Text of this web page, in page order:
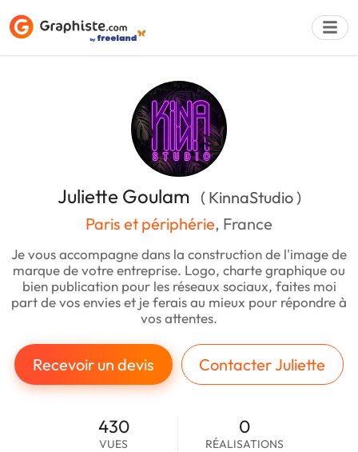
Juliette Goulam ( KinnaStudio )
Paris et périphérie, France
Je vous accompagne dans la construction de l'image de
marque de votre entreprise. Logo, charte graphique ou
bien publication pour les réseaux sociaux, faites moi
part de vos envies et je ferais au mieux pour répondre à
vos attentes.
Recevoir un devis Contacter Juliette
430
VUES
0
RÉALISATIONS